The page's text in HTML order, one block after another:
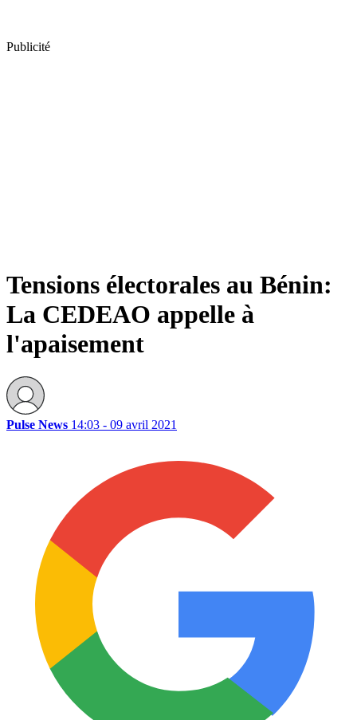
Publicité
Tensions électorales au Bénin:
La CEDEAO appelle à
l'apaisement
Pulse News 14:03 - 09 avril 2021